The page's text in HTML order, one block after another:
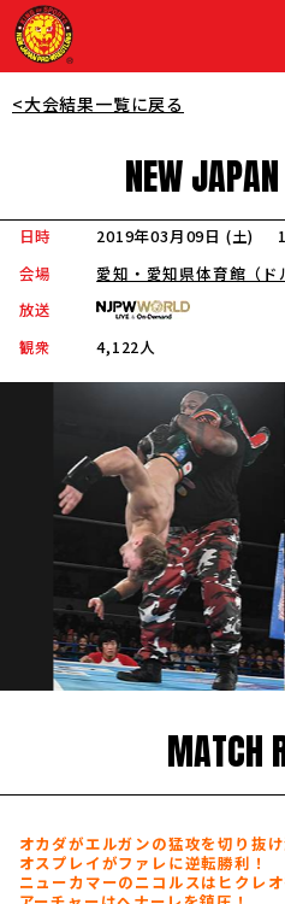
<大会結果一覧に戻る
NEWJAPAN
日時 2019年03月09日 (土)
会場
愛知・愛知県体育館（ド
放送
観衆
4,122人
MATCH
オカダがエルガンの猛攻を切り抜け
オスプレイがファレに逆転勝利！
ニューカマーのニコルスはヒクレオ